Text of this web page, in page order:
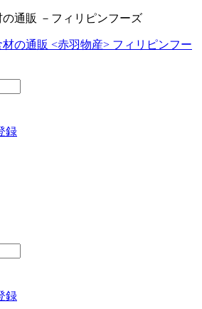
通販 －フィリピンフーズ
録
録